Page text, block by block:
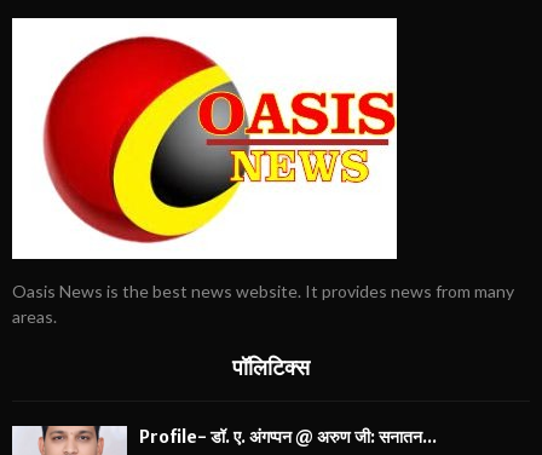
Oasis News is the best news website. It provides news from many
areas.
पॉलिटिक्स
Profile- डॉ. ए. अंगप्पन @ अरुण जी: सनातन...